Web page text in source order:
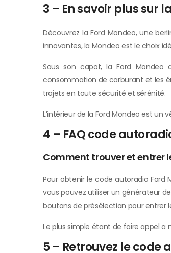
3 – En savoir plus sur
Découvrez la Ford Mondeo, une
innovantes, la Mondeo est le choix
Sous son capot, la Ford Mondeo
consommation de carburant et les
trajets en toute sécurité et sérénité.
L’intérieur de la Ford Mondeo est
4 – FAQ code
Comment trouver et entrer
Pour obtenir le code autoradio Ford
vous pouvez utiliser un générateur
boutons de présélection pour entrer
Le plus simple étant de faire appel
5 – Retrouvez le code